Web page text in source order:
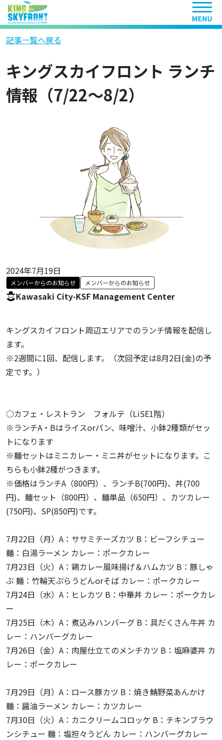
ヘッ
記事一覧へ戻る
キングスカイフロント ランチ
情報（7/22～8/2）
2024年7月19日
メンバーからのお知らせ メンバーからのお知らせ
Kawasaki City-KSF Management Center
キングスカイフロント周辺エリアでのランチ情報を配信し
ます。
※2週間に1回、配信します。（次回予定は8月2日(金)の予
定です。）
○カフェ・レストラン フォルテ（LiSE1階）
※ランチA・Bはライスorパン、味噌汁、小鉢2種類がセッ
トになります
※麺セットはミニカレー・ミニ丼がセットになります。こ
ちらも小鉢2種がつきます。
※価格はランチA（800円）、ランチB(700円)、丼(700
円)、麺セット（800円）、麺単品（650円）、カツカレー
(750円)、SP(850円)です。
7月22日（月）A：ササミチーズカツ B：ビーフシチュー
麺：白湯ラーメン カレー：ポークカレー
7月23日（火）A：鶏カレー風味揚げ＆ハムカツ B：豚しゃ
ぶ 麺：竹輪天ぷらうどんorそば カレー：ポークカレー
7月24日（水）A：ヒレカツ B：中華丼 カレー：ポークカレ
ー
7月25日（木）A：煮込みハンバーグ B：具だくさん牛丼 カ
レー：ハンバーグカレー
7月26日（金）A：肉屋仕立てのメンチカツ B：塩麻婆丼 カ
レー：ポークカレー
7月29日（月）A：ロース豚カツ B：焼き鯖野菜あんかけ
麺：醤油ラーメン カレー：カツカレー
7月30日（火）A：カニクリームコロッケ B：チキンブラウ
ンシチュー 麺：塩担々うどん カレー：ハンバーグカレー